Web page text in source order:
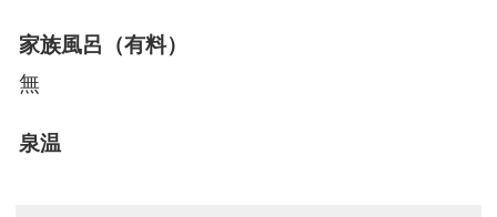
家族風呂（有料）
無
泉温